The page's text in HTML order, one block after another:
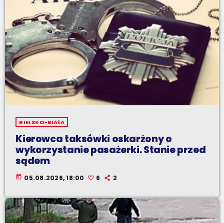
BIELSKO-BIAŁA
Kierowca taksówki oskarżony o
wykorzystanie pasażerki. Stanie przed
sądem
today 05.08.2026, 18:00 6 2